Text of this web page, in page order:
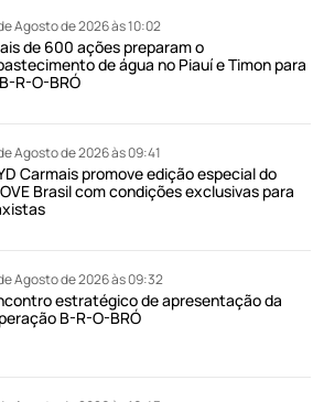
Agosto de 2026 às 10:02
de 600 ações preparam o
de água no Piauí e Timon para
R-O-BRÓ
Agosto de 2026 às 09:41
Carmais promove edição especial do
Brasil com condições exclusivas para
Agosto de 2026 às 09:32
estratégico de apresentação da
B-R-O-BRÓ